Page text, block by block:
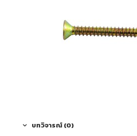
บทวิจารณ์ (0)